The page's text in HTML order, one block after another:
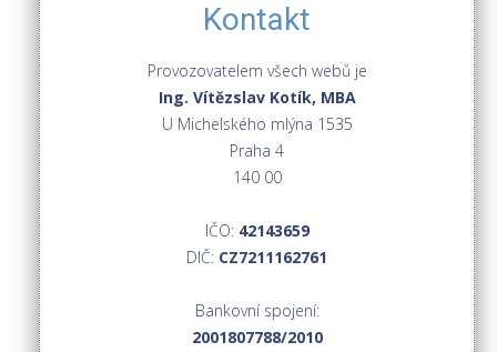
Kontakt
Provozovatelem všech webů je
Ing. Vítězslav Kotík, MBA
U Michelského mlýna 1535
Praha 4
140 00
IČO: 42143659
DIČ: CZ7211162761
Bankovní spojení:
2001807788/2010